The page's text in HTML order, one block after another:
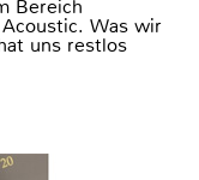
Bereich
Was wir
uns restlos